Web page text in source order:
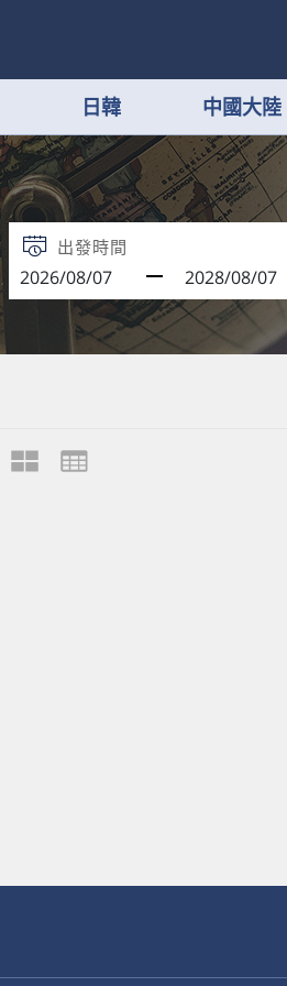
日韓 中國大陸
出發時間